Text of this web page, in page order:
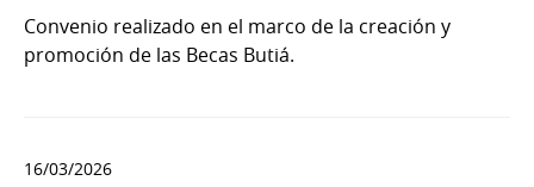
2026
Convenio realizado en el marco de la creación y
promoción de las Becas Butiá.
16/03/2026